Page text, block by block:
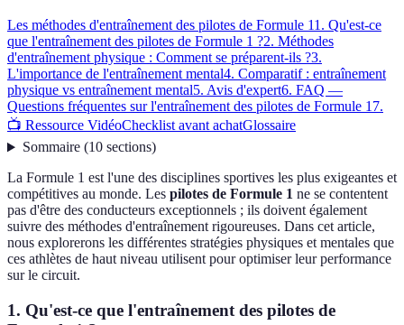
Les méthodes d'entraînement des pilotes de Formule 11. Qu'est-ce
que l'entraînement des pilotes de Formule 1 ?2. Méthodes
d'entraînement physique : Comment se préparent-ils ?3.
L'importance de l'entraînement mental4. Comparatif : entraînement
physique vs entraînement mental5. Avis d'expert6. FAQ —
Questions fréquentes sur l'entraînement des pilotes de Formule 17.
📺 Ressource VidéoChecklist avant achatGlossaire
Sommaire(10 sections)
La Formule 1 est l'une des disciplines sportives les plus exigeantes et
compétitives au monde. Les pilotes de Formule 1 ne se contentent
pas d'être des conducteurs exceptionnels ; ils doivent également
suivre des méthodes d'entraînement rigoureuses. Dans cet article,
nous explorerons les différentes stratégies physiques et mentales que
ces athlètes de haut niveau utilisent pour optimiser leur performance
sur le circuit.
1. Qu'est-ce que l'entraînement des pilotes de